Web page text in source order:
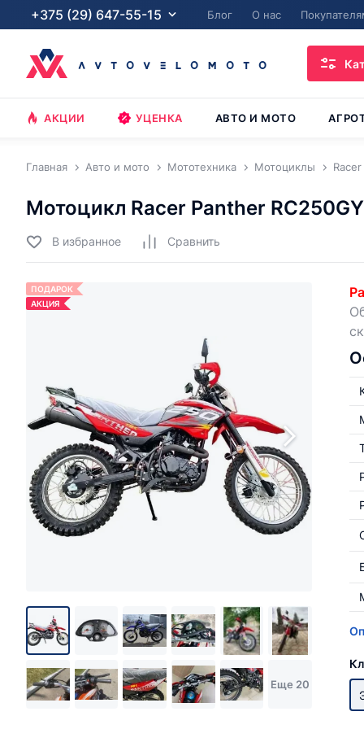
+375 (29) 647-55-15 Блог О нас
АКЦИИ УЦЕНКА АВТО И МОТО
Главная Авто и мото Мототехника Мотоциклы Racer
Мотоцикл Racer Panther
В избранное Cравнить
ПОДАРОК
АКЦИЯ
Еще 20